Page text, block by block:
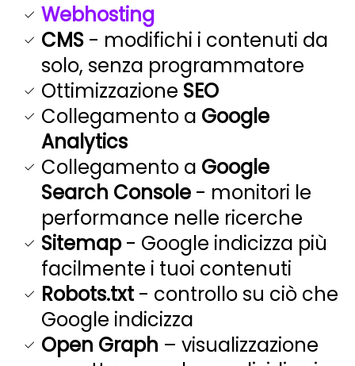
Webhosting
CMS - modifichi i contenuti da
solo, senza programmatore
Ottimizzazione SEO
Collegamento a Google
Analytics
Collegamento a Google
Search Console - monitori le
performance nelle ricerche
Sitemap- Google indicizza più
facilmente i tuoi contenuti
Robots.txt - controllo su ciò che
Google indicizza
Open Graph – visualizzazione